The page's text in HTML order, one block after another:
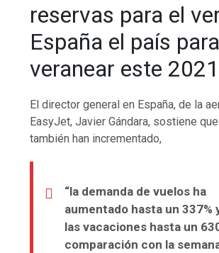
reservas para el
España el país para
veranear este 2021
El director general en España, de la
EasyJet, Javier Gándara, sostiene
también han incrementado,
“la demanda de vuelos ha
aumentado hasta un 337%
las vacaciones hasta un
comparación con la